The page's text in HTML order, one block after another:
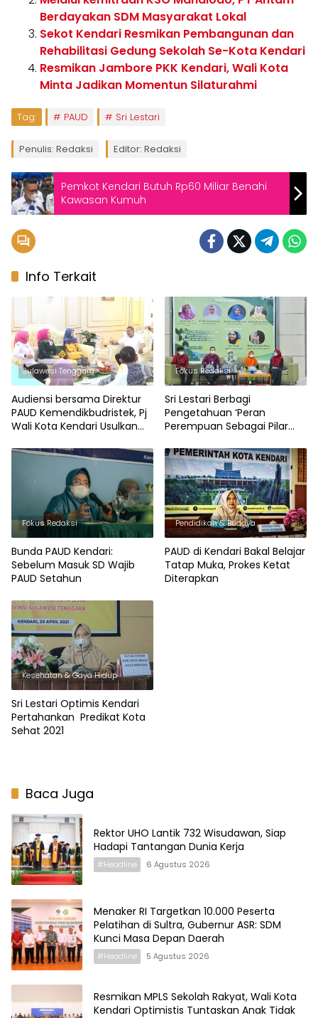
Berdayakan SDM Masyarakat Lokal
Sekot Kendari Resmikan Pembangunan dan
Rehabilitasi Gedung Sekolah Se-Kota Kendari
Resmikan Jambore PKK Kendari, Wali Kota
Minta Jadikan Momentun Silaturahmi
Tag: PAUD Sri Lestari
Penulis: Redaksi Editor: Redaksi
Pemkot Kendari Butuh Rp60 Miliar Benahi
Kawasan Kumuh
Info Terkait
Sulawesi Tenggara
Audiensi bersama Direktur
PAUD Kemendikbudristek, Pj
Wali Kota Kendari Usulkan
Kurikulum
Fokus Redaksi
Sri Lestari Berbagi
Pengetahuan ‘Peran
Perempuan Sebagai Pilar
Fokus Redaksi
Bunda PAUD Kendari:
Sebelum Masuk SD Wajib
PAUD Setahun
Pendidikan & Budaya
PAUD di Kendari Bakal Belajar
Tatap Muka, Prokes Ketat
Diterapkan
Kesehatan & Gaya Hidup
Sri Lestari Optimis Kendari
Pertahankan Predikat Kota
Sehat 2021
Baca Juga
Rektor UHO Lantik 732 Wisudawan, Siap
Hadapi Tantangan Dunia Kerja
#Headline 6 Agustus 2026
Menaker RI Targetkan 10.000 Peserta
Pelatihan di Sultra, Gubernur ASR: SDM
Kunci Masa Depan Daerah
#Headline 5 Agustus 2026
Resmikan MPLS Sekolah Rakyat, Wali Kota
Kendari Optimistis Tuntaskan Anak Tidak